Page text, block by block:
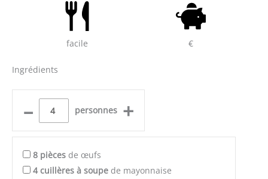
facile €
Ingrédients
– personnes +
8 pièces de œufs
4 cuillères à soupe de mayonnaise